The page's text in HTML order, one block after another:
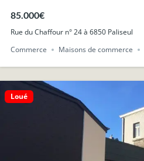
85.000€
Rue du Chaffour n° 24 à 6850 Paliseul
Commerce
Maisons de commerce
Loué